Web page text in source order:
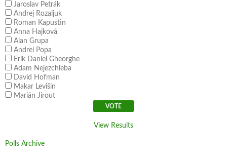
Jaroslav Petrák
Andrej Rozaljuk
Roman Kapustin
Anna Hajková
Alan Grupa
Andrei Popa
Erik Daniel Gheorghe
Adam Nejezchleba
David Hofman
Makar Levišin
Marián Jirout
View Results
Polls Archive